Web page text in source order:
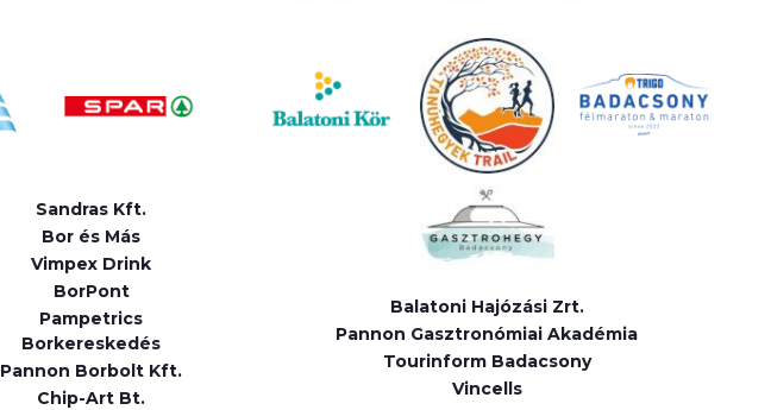
Sandras Kft.
Bor és Más
Vimpex Drink
BorPont
Pampetrics
Borkereskedés
Pannon Borbolt Kft.
Chip-Art Bt.
Balatoni Hajózási Zrt.
Pannon Gasztronómiai Akadémia
Tourinform Badacsony
Vincells